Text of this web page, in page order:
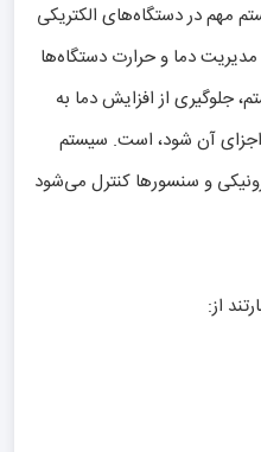
مهم در دستگاه‌های الکتریکی
دما و حرارت دستگاه‌ها
جلوگیری از افزایش دما به
آن شود، است. سیستم
و سنسورها کنترل می‌شود
از: